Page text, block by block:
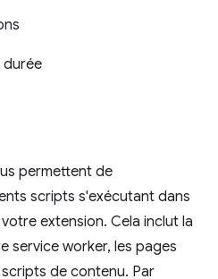
durée
permettent de
scripts s'exécutant dans
extension. Cela inclut la
service worker, les pages
de contenu. Par